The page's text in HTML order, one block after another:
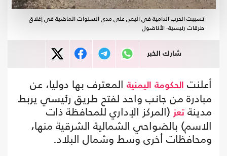
تسببت الحرب الدامية في اليمن على مدى السنوات الماضية في إغلاق
طرقات رئيسية- الأناضول
شارك الخبر
أعلنت الحكومة اليمنية المعترف بها دوليا، عن
مبادرة من جانب واحد لفتح طريق رئيسي يربط
مدينة تعز (المركز الإداري للمحافظة ذات
الاسم) بالضواحي الشمالية الشرقية منها،
ومحافظات أخرى وسط وشمال البلاد.